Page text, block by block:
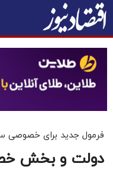
فرمول جدید برای خصوصی
دولت و بخش